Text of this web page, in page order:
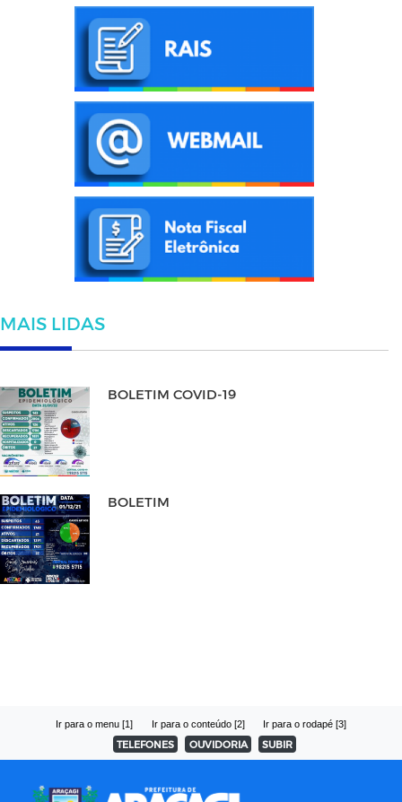
MAIS LIDAS
BOLETIM COVID-19
BOLETIM
Ir para o menu [1] Ir para o conteúdo [2] Ir para o rodapé [3]
TELEFONES OUVIDORIA SUBIR